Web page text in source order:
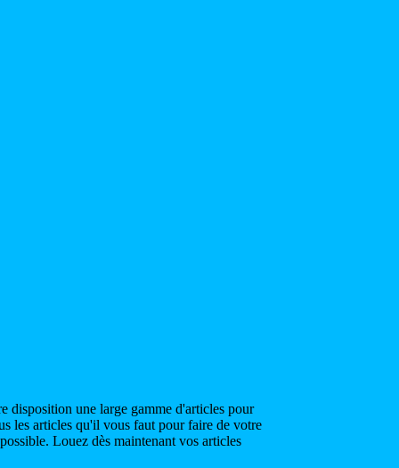
disposition une large gamme d'articles pour
les articles qu'il vous faut pour faire de votre
Louez dès maintenant vos articles